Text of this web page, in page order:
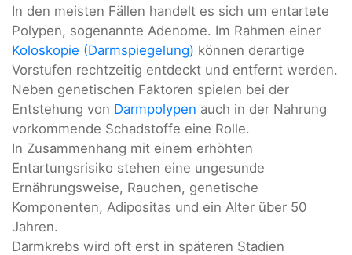
In den meisten Fällen handelt es sich um entartete
Polypen, sogenannte Adenome. Im Rahmen einer
Koloskopie (Darmspiegelung) können derartige
Vorstufen rechtzeitig entdeckt und entfernt werden.
Neben genetischen Faktoren spielen bei der
Entstehung von Darmpolypen auch in der Nahrung
vorkommende Schadstoffe eine Rolle.
In Zusammenhang mit einem erhöhten
Entartungsrisiko stehen eine ungesunde
Ernährungsweise, Rauchen, genetische
Komponenten, Adipositas und ein Alter über 50
Jahren.
Darmkrebs wird oft erst in späteren Stadien